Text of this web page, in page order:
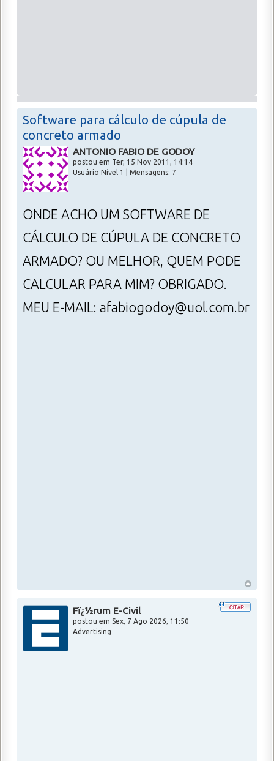
Software para cálculo de cúpula de
concreto armado
ANTONIO FABIO DE GODOY
postou em Ter, 15 Nov 2011, 14:14
Usuário Nível 1 | Mensagens: 7
ONDE ACHO UM SOFTWARE DE
CÁLCULO DE CÚPULA DE CONCRETO
ARMADO? OU MELHOR, QUEM PODE
CALCULAR PARA MIM? OBRIGADO.
MEU E-MAIL: afabiogodoy@uol.com.br
Fï¿½rum E-Civil
postou em Sex, 7 Ago 2026, 11:50
Advertising